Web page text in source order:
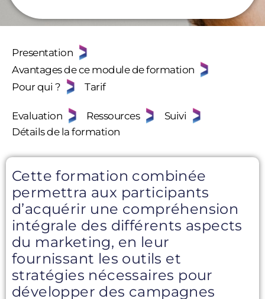
Presentation
Avantages de ce module de formation
Pour qui ?
Tarif
Evaluation Ressources
Suivi
Détails de la formation
Cette formation combinée
permettra aux participants
d’acquérir une compréhension
intégrale des différents aspects
du marketing, en leur
fournissant les outils et
stratégies nécessaires pour
développer des campagnes